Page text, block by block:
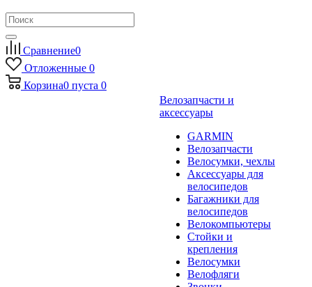
Сравнение0
Отложенные 0
Корзина0 пуста 0
Велозапчасти и
аксессуары
GARMIN
Велозапчасти
Велосумки, чехлы
Аксессуары для
велосипедов
Багажники для
велосипедов
Велокомпьютеры
Стойки и
крепления
Велосумки
Велофляги